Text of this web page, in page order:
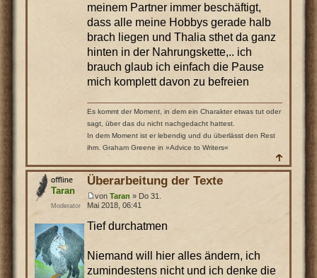
meinem Partner immer beschäftigt,
dass alle meine Hobbys gerade halb
brach liegen und Thalia sthet da ganz
hinten in der Nahrungskette,.. ich
brauch glaub ich einfach die Pause
mich komplett davon zu befreien
Es kommt der Moment, in dem ein Charakter etwas tut oder
sagt, über das du nicht nachgedacht hattest.
In dem Moment ist er lebendig und du überlässt den Rest
ihm. Graham Greene in »Advice to Writers«
Überarbeitung der Texte
von Taran » Do 31.
Mai 2018, 06:41
Tief durchatmen
Niemand will hier alles ändern, ich
zumindestens nicht und ich denke die
Taran
Moderator